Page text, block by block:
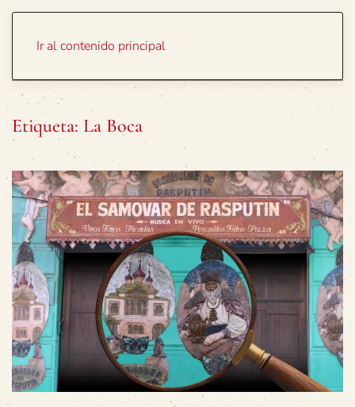
Ir al contenido principal
Etiqueta: La Boca